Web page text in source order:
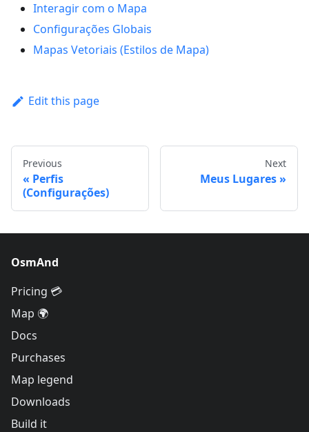
Interagir com o Mapa
Configurações Globais
Mapas Vetoriais (Estilos de Mapa)
Edit this page
Previous
Perfis
(Configurações)
Next
Meus Lugares
OsmAnd
Pricing 💳
Map 🌍
Docs
Purchases
Map legend
Downloads
Build it